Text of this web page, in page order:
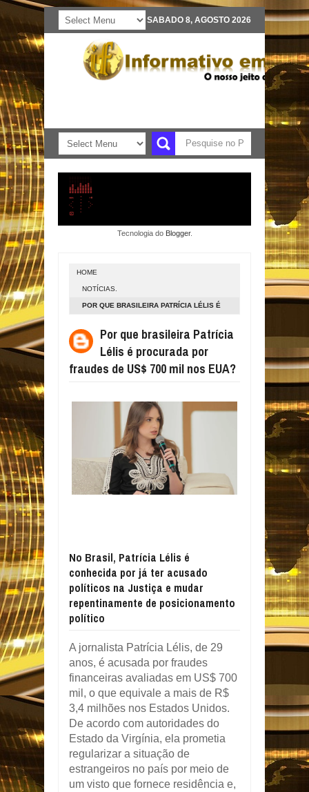
SABADO 8, AGOSTO 2026
Tecnologia do Blogger.
HOME
NOTÍCIAS.
POR QUE BRASILEIRA PATRÍCIA LÉLIS É
MIL NOS EUA?
Por que brasileira Patrícia
Lélis é procurada por
fraudes de US$ 700 mil nos EUA?
No Brasil, Patrícia Lélis é
conhecida por já ter acusado
políticos na Justiça e mudar
repentinamente de posicionamento
político
A jornalista Patrícia Lélis, de 29
anos, é acusada por fraudes
financeiras avaliadas em US$ 700
mil, o que equivale a mais de R$
3,4 milhões nos Estados Unidos.
De acordo com autoridades do
Estado da Virgínia, ela prometia
regularizar a situação de
estrangeiros no país por meio de
um visto que fornece residência e,